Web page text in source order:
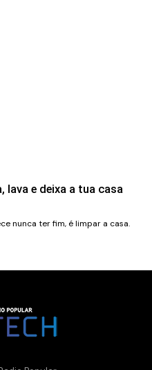
lava e deixa a tua casa
nunca ter fim, é limpar a casa.